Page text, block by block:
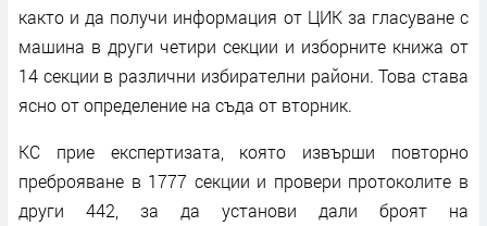
както и да получи информация от ЦИК за гласуване с
машина в други четири секции и изборните книжа от
14 секции в различни избирателни райони. Това става
ясно от определение на съда от вторник.
КС прие експертизата, която извърши повторно
преброяване в 1777 секции и провери протоколите в
други 442, за да установи дали броят на